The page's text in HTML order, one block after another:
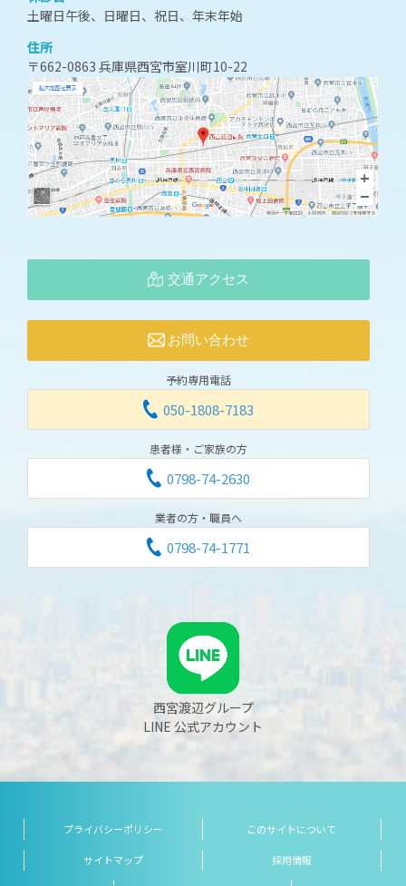
土曜日午後、日曜日、祝日、年末年始
住所
〒662-0863 兵庫県西宮市室川町10-22
交通アクセス
お問い合わせ
予約専用電話
050-1808-7183
患者様・ご家族の方
0798-74-2630
業者の方・職員へ
0798-74-1771
西宮渡辺グループ
LINE 公式アカウント
プライバシーポリシー このサイトについて
サイトマップ 採用情報